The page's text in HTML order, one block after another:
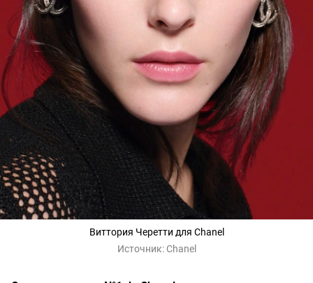
Виттория Черетти для Chanel
Источник: Chanel